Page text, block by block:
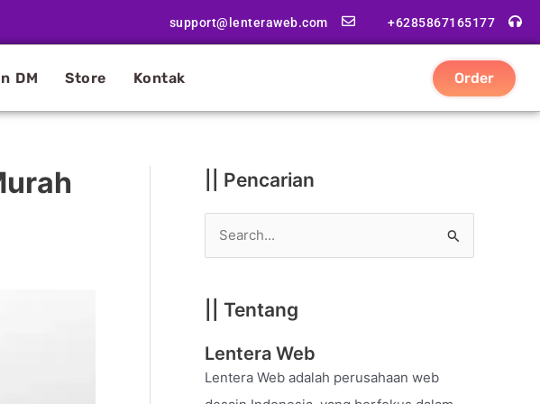
support@lenteraweb.com +6285867165177
DM Store Kontak Order
|| Pencarian
r
c
h
|| Tentang
Lentera Web
Lentera Web adalah perusahaan web
|
t
g
i